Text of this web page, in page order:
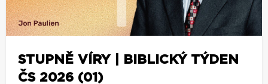
STUPNĚ VÍRY | BIBLICKÝ TÝDEN
ČS 2026 (01)